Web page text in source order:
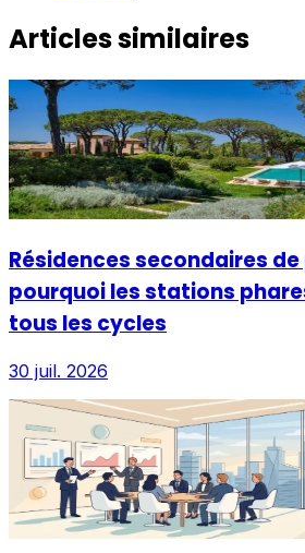
Articles similaires
Résidences secondaires
pourquoi les stations
tous les cycles
30 juil. 2026